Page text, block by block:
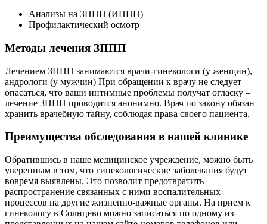
Анализы на ЗППП (ИППП)
Профилактический осмотр
Методы лечения ЗППП
Лечением ЗППП занимаются врачи-гинекологи (у женщин),
андрологи (у мужчин) При обращении к врачу не следует
опасаться, что ваши интимные проблемы получат огласку –
лечение ЗППП проводится анонимно. Врач по закону обязан
хранить врачебную тайну, соблюдая права своего пациента.
Преимущества обследования в нашей клинике
Обратившись в наше медицинское учреждение, можно быть
уверенным в том, что гинекологические заболевания будут
вовремя выявлены. Это позволит предотвратить
распространение связанных с ними воспалительных
процессов на другие жизненно-важные органы. На прием к
гинекологу в Солнцево можно записаться по одному из